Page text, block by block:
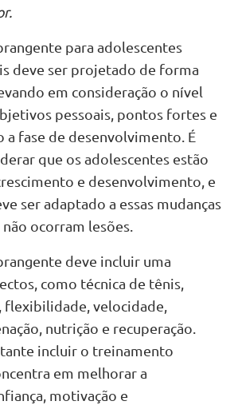
para adolescentes
deve ser projetado de forma
em consideração o nível
pessoais, pontos fortes e
a fase de desenvolvimento. É
que os adolescentes estão
e desenvolvimento, e
ser adaptado a essas mudanças
ocorram lesões.
deve incluir uma
como técnica de tênis,
flexibilidade, velocidade,
nutrição e recuperação.
incluir o treinamento
em melhorar a
motivação e